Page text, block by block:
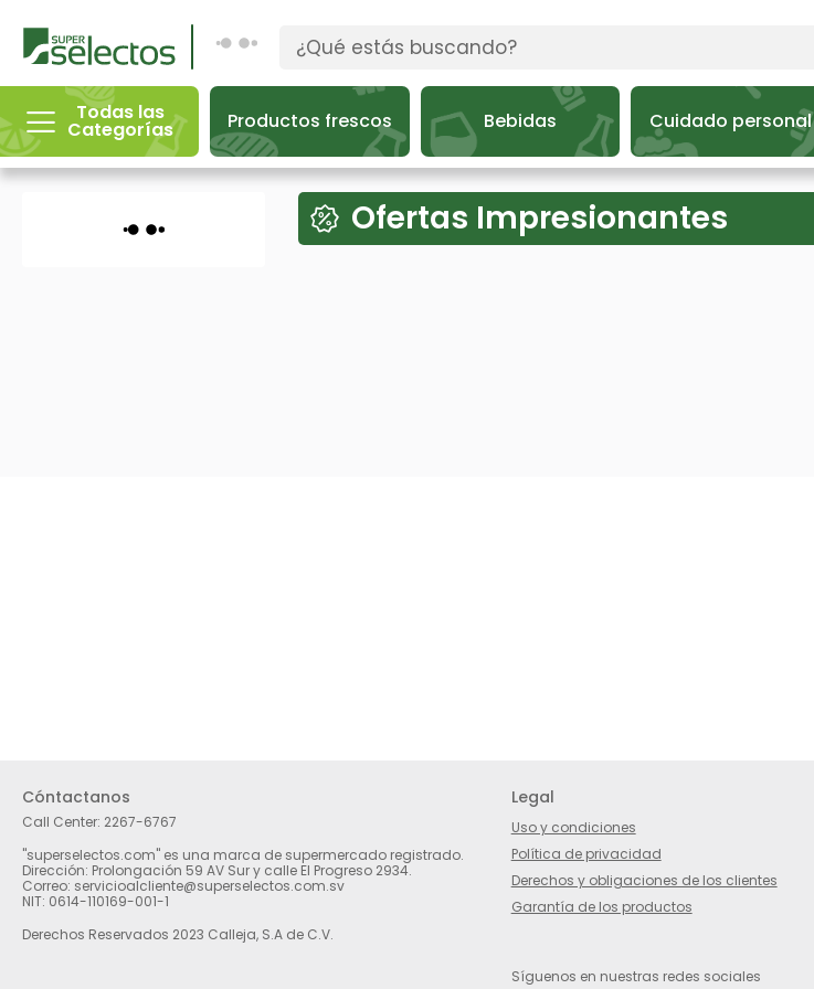
Todas las
Categorías Productos frescos Bebidas Cuidado personal
Ofertas Impresionantes
Cóntactanos
Call Center: 2267-6767
"superselectos.com" es una marca de supermercado registrado.
Dirección: Prolongación 59 AV Sur y calle El Progreso 2934.
Correo: servicioalcliente@superselectos.com.sv
NIT: 0614-110169-001-1
Derechos Reservados 2023 Calleja, S.A de C.V.
Legal
Uso y condiciones
Política de privacidad
Derechos y obligaciones de los clientes
Garantía de los productos
Síguenos en nuestras redes sociales